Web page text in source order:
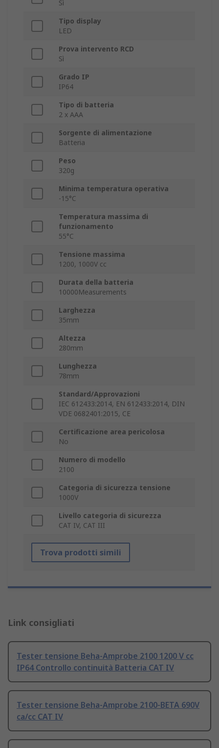
Sì
Tipo display
LED
Prova intervento RCD
Sì
Grado IP
IP64
Tipo di batteria
2 x AAA
Sorgente di alimentazione
Batteria
Peso
320g
Minima temperatura operativa
-15°C
Temperatura massima di
funzionamento
55°C
Tensione massima
1200, 1000V cc
Durata della batteria
10000Measurements
Larghezza
35mm
Altezza
280mm
Lunghezza
78mm
Standard/Approvazioni
IEC 612433:2014, EN 612433:2014, DIN
VDE 0682401:2015, CE
Certificazione area pericolosa
No
Numero di modello
2100
Categoria di sicurezza tensione
1000V
Livello categoria di sicurezza
CAT IV, CAT III
Trova prodotti simili
Link consigliati
Tester tensione Beha-Amprobe 2100 1200 V cc
IP64 Controllo continuità Batteria CAT IV
Tester tensione Beha-Amprobe 2100-BETA 690V
ca/cc CAT IV